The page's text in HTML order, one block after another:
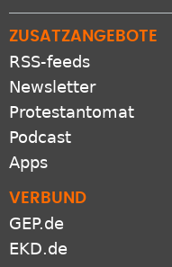
ZUSATZANGEBOTE
RSS-feeds
Newsletter
Protestantomat
Podcast
Apps
VERBUND
GEP.de
EKD.de